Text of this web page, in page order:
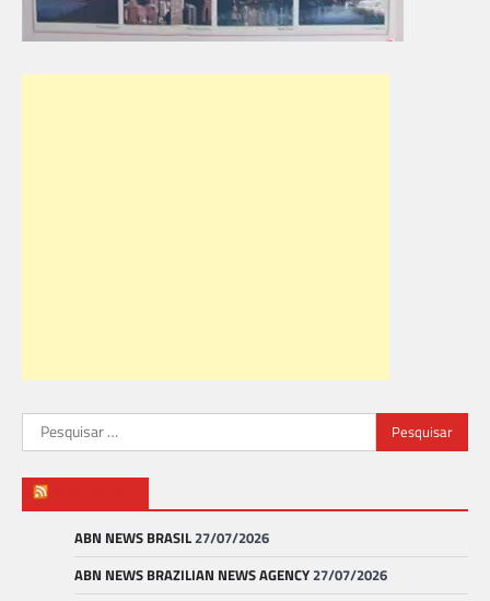
Pesquisar
por:
ABN NEWS BRASIL27/07/2026
ABN NEWS BRAZILIAN NEWS AGENCY27/07/2026